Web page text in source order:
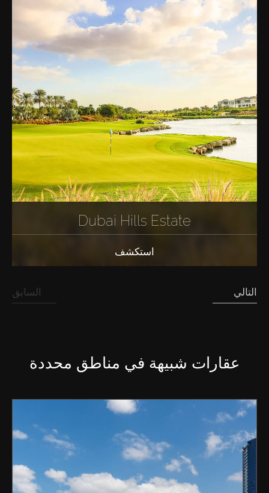
Dubai Hills Estate
استكشف
السابق التالي
عقارات شبيهة في مناطق محددة